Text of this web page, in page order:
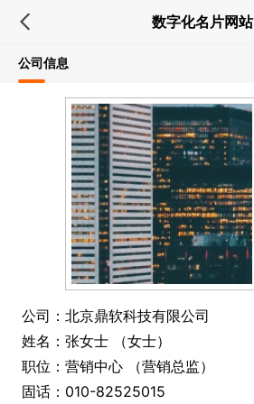
数字化名片网站
公司信息
公司：北京鼎软科技有限公司
姓名：张女士 （女士）
职位：营销中心 （营销总监）
固话：010-82525015